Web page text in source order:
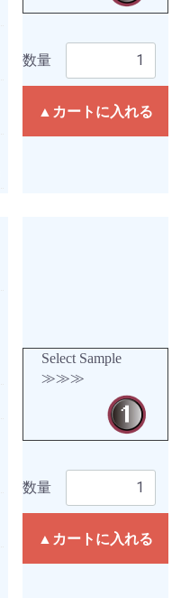
数量
▲カートに入れる
Select Sample
≫≫≫
数量
▲カートに入れる